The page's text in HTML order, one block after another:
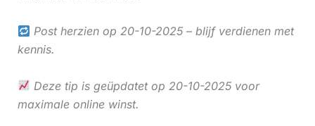
Post herzien op 20-10-2025 – blijf verdienen met
kennis.
Deze tip is geüpdatet op 20-10-2025 voor
maximale online winst.